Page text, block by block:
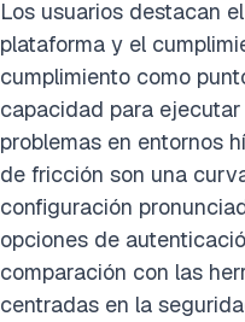
Los usuarios destacan
plataforma y el
cumplimiento como
capacidad para
problemas en entornos
de fricción son una
configuración
opciones de
comparación con las
centradas en la